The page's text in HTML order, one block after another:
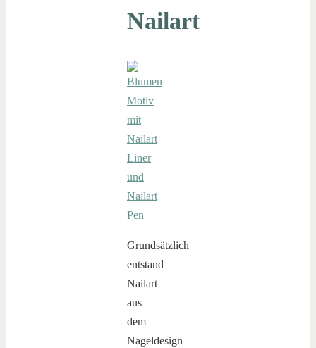
Nailart
Grundsätzlich
entstand
Nailart
aus
dem
Nageldesign